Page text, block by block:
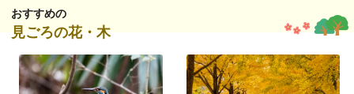
おすすめの
見ごろの花・木